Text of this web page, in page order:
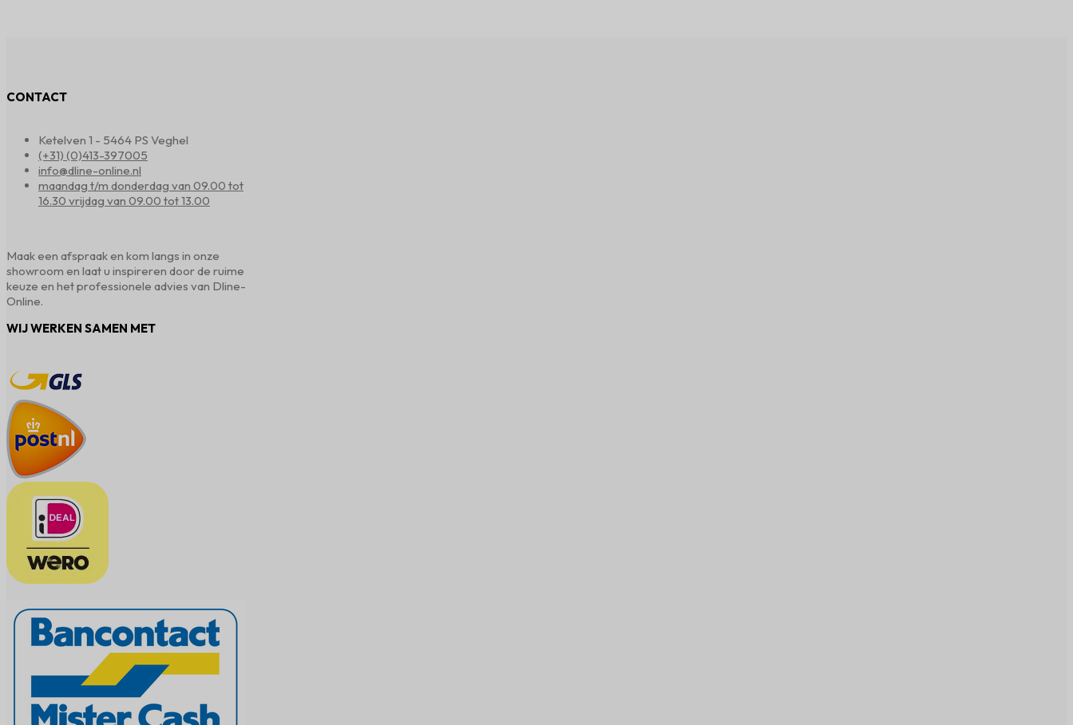
CONTACT
Ketelven 1 - 5464 PS Veghel
(+31) (0)413-397005
info@dline-online.nl
maandag t/m donderdag van 09.00 tot
16.30 vrijdag van 09.00 tot 13.00
Maak een afspraak en kom langs in onze
showroom en laat u inspireren door de ruime
keuze en het professionele advies van Dline-
Online.
WIJ WERKEN SAMEN MET